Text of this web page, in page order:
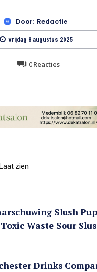
Door: Redactie
vrijdag 8 augustus 2025
0Reacties
Laat zien
Slush
Waste Sour
Drinks